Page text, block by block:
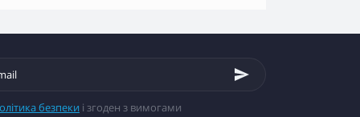
безпеки і згоден з вимогами